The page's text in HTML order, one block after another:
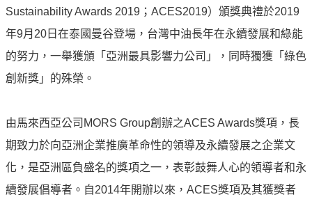
信
中
油
品
神
淨
零
中
Sustainability Awards 2019；ACES2019）頒獎典禮於2019
年9月20日在泰國曼谷登場，台灣中油長年在永續發展和綠能
的努力，一舉獲頒「亞洲最具影響力公司」，同時獨獲「綠色
創新獎」的殊榮。
由馬來西亞公司MORS Group創辦之ACES Awards獎項，長
期致力於向亞洲企業推廣革命性的領導及永續發展之企業文
化，是亞洲區負盛名的獎項之一，表彰鼓舞人心的領導者和永
續發展倡導者。自2014年開辦以來，ACES獎項及其獲獎者